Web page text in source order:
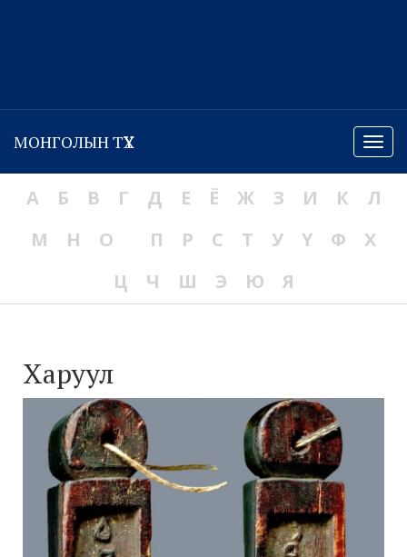
Menu
МОНГОЛЫН ТҮҮХ
А Б В Г Д Е Ё Ж З И К
Л
М
Н О П Р С Т У Ү Ф
Х
Ц
Ч Ш Э Ю Я
Харуул